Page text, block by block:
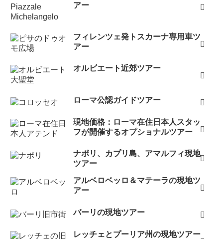
アー
フィレンツェ発トスカーナ専用車ツ
アー
オルビエート近郊ツアー
ローマ公認ガイドツアー
現地価格：ローマ在住日本人スタッ
フが開催するオプショナルツアー
ナポリ、カプリ島、アマルフィ現地
ツアー
アルベロベッロ＆マテーラの現地ツ
アー
バーリの現地ツアー
レッチェとプーリア州の現地ツアー